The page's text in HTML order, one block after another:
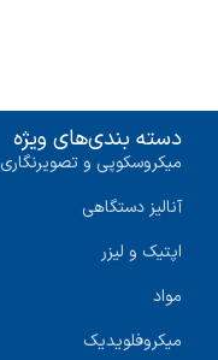
دسته بندی‌های ویژه
میکروسکوپی و تصویرنگاری
آنالیز دستگاهی
اپتیک و لیزر
مواد
میکروفلویدیک